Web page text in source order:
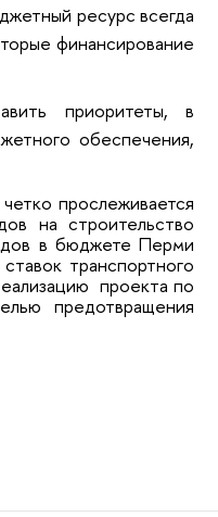
ресурс всегда
финансирование
приоритеты, в
обеспечения,
прослеживается
на строительство
в бюджете Перми
транспортного
проекта по
предотвращения